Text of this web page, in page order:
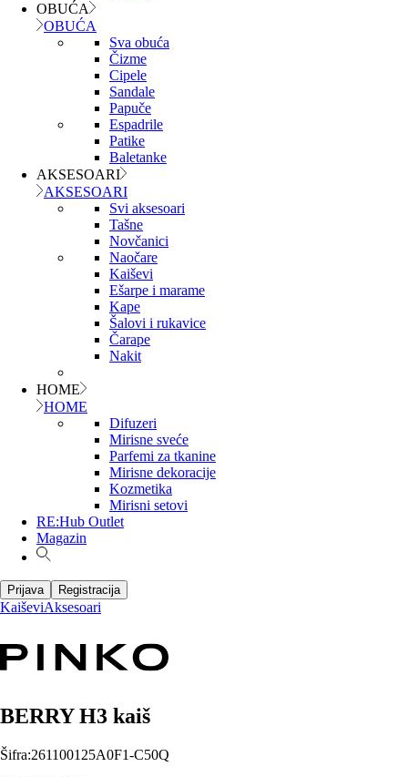
OBUĆA
OBUĆA
Sva obuća
Čizme
Cipele
Sandale
Papuče
Espadrile
Patike
Baletanke
AKSESOARI
AKSESOARI
Svi aksesoari
Tašne
Novčanici
Naočare
Kaiševi
Ešarpe i marame
Kape
Šalovi i rukavice
Čarape
Nakit
HOME
HOME
Difuzeri
Mirisne sveće
Parfemi za tkanine
Mirisne dekoracije
Kozmetika
Mirisni setovi
RE:Hub Outlet
Magazin
Prijava Registracija
KaiševiAksesoari
BERRY H3 kaiš
Šifra:261100125A0F1-C50Q